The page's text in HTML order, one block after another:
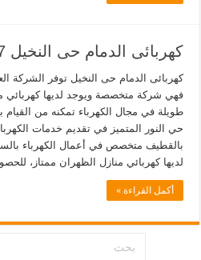
كهربائى الدمام حى النخيل 0546559377
كهربائى الدمام حى النخيل توفر الشركة
فهي شركة متخصصة ويوجد لديها كهربائي
طويلة في مجال الكهرباء تمكنه من القيام
حي النور المتميز في تقديم خدمات
بالقطيف متخصص في أعمال الكهرباء
لديها كهربائي منازل الظهران ممتاز،
أكمل القراءة »